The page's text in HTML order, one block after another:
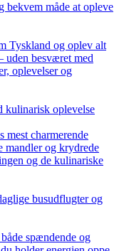
bekvem måde at opleve
Tyskland og oplev alt
uden besværet med
oplevelser og
kulinarisk oplevelse
mest charmerende
mandler og krydrede
og de kulinariske
busudflugter og
spændende og